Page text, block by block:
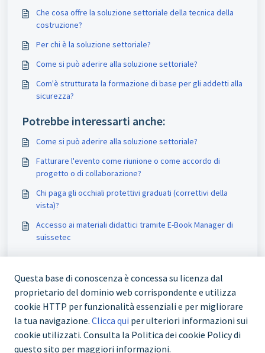
Che cosa offre la soluzione settoriale della tecnica della
costruzione?
Per chi è la soluzione settoriale?
Come si può aderire alla soluzione settoriale?
Com'è strutturata la formazione di base per gli addetti alla
sicurezza?
Potrebbe interessarti anche:
Come si può aderire alla soluzione settoriale?
Fatturare l'evento come riunione o come accordo di
progetto o di collaborazione?
Chi paga gli occhiali protettivi graduati (correttivi della
vista)?
Accesso ai materiali didattici tramite E-Book Manager di
suissetec
+41 43 244 73 00
Questa base di conoscenza è concessa su licenza dal
proprietario del dominio web corrispondente e utilizza
cookie HTTP per funzionalità essenziali e per migliorare
la tua navigazione. Clicca qui per ulteriori informazioni sui
cookie utilizzati. Consulta la Politica dei cookie Policy di
questo sito per maggiori informazioni.